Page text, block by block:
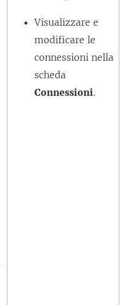
a
n
u
o
v
Visualizzare e
modificare le
connessioni nella
scheda
Connessioni.